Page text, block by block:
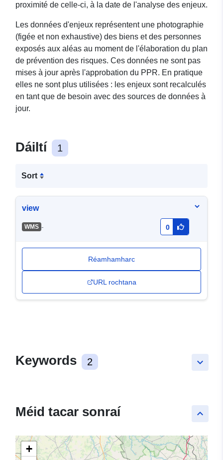
proximité de celle-ci, à la date de l'analyse des enjeux.
Les données d'enjeux représentent une photographie
(figée et non exhaustive) des biens et des personnes
exposés aux aléas au moment de l'élaboration du plan
de prévention des risques. Ces données ne sont pas
mises à jour après l'approbation du PPR. En pratique
elles ne sont plus utilisées : les enjeux sont recalculés
en tant que de besoin avec des sources de données à
jour.
Dáiltí 1
Sort
view
WMS - 0
Réamhamharc
URL rochtana
keyboard_arrow_down
Keywords 2
keyboard_arrow_up
Méid tacar sonraí
+